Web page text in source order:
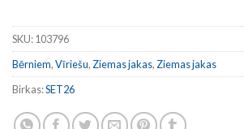
SKU:103796
Bērniem,Vīriešu, Ziemas jakas, Ziemas jakas
Birkas:SET26